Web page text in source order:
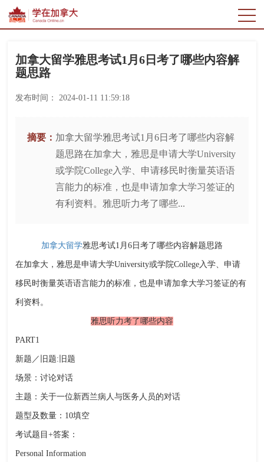
加拿大留学雅思考试1月6日考了哪些内容解
题思路
发布时间： 2024-01-11 11:59:18
摘要： 加拿大留学雅思考试1月6日考了哪些内容解
题思路在加拿大，雅思是申请大学University
或学院College入学、申请移民时衡量英语语
言能力的标准，也是申请加拿大学习签证的
有利资料。雅思听力考了哪些...
加拿大留学雅思考试1月6日考了哪些内容解题思路
在加拿大，雅思是申请大学University或学院College入学、申请
移民时衡量英语语言能力的标准，也是申请加拿大学习签证的有
利资料。
雅思听力考了哪些内容
PART1
新题／旧题:旧题
场景：讨论对话
主题：关于一位新西兰病人与医务人员的对话
题型及数量：10填空
考试题目+答案：
Personal Information